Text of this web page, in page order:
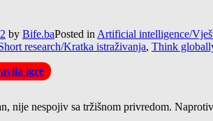
by Bife.baPosted in Artificial intelligence/
research/Kratka istraživanja, Think
igre
nije nespojiv sa tržišnom privredom.